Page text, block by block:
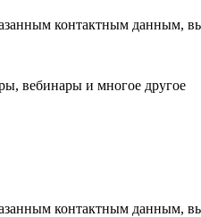
контактным данным,
вебинары и многое другое
контактным данным,